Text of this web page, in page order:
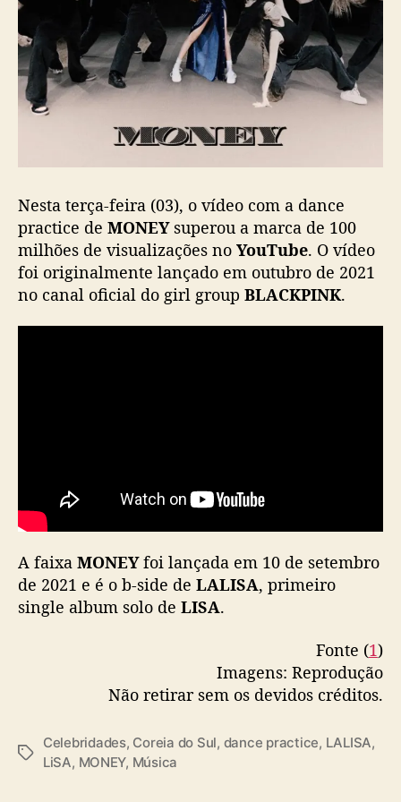
i
c
e
d
e
“
M
O
N
Y
”
Nesta terça-feira (03), o vídeo com a dance
practice de MONEYsuperou a marca de 100
milhões de visualizações no YouTube. O vídeo
foi originalmente lançado em outubro de 2021
no canal oficial do girl group BLACKPINK.
A faixa MONEYfoi lançada em 10 de setembro
de 2021 e é o b-side de LALISA, primeiro
single album solo de LISA.
Fonte (1)
Imagens: Reprodução
Não retirar sem os devidos créditos.
T
Celebridades, Coreia do Sul, dance practice, LALISA,
LiSA, MONEY, Música